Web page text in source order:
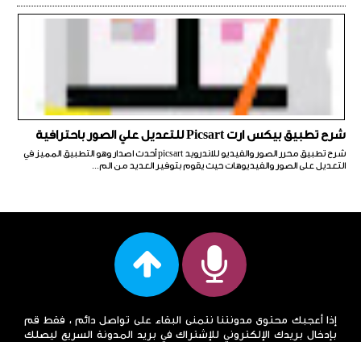
شرح تطبيق بيكس ارت Picsart للتعديل علي الصور باحترافية
شرح تطبيق محرر الصور والفيديو للاندرويد picsart أحدث اصدار وهو التطبيق المميز في
التعديل على الصور والفيديوهات حيث يقوم بتوفير العديد من الم...
إذا أعجبك محتوى مدونتنا نتمنى البقاء على تواصل دائم ، فقط قم
بإدخال بريدك الإلكتروني للإشتراك في بريد المدونة السريع ليصلك